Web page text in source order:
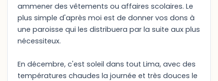
ammener des vêtements ou affaires scolaires. Le
plus simple d'après moi est de donner vos dons à
une paroisse qui les distribuera par la suite aux plus
nécessiteux.
En décembre, c'est soleil dans tout Lima, avec des
températures chaudes la journée et très douces le